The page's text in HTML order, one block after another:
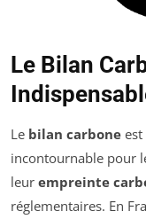
Le Bilan
Le bilan carbone
incontournable pour
leur empreinte
réglementaires. En